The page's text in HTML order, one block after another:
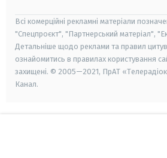
Всі комерційні рекламні матеріали
"Спецпроєкт", "Партнерський матеріал",
Детальніше щодо реклами та правил
ознайомитись в правилах користування
захищені. © 2005—2021, ПрАТ
Канал.